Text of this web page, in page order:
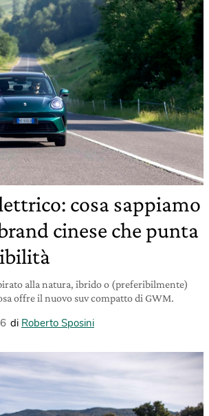
cosa sappiamo
cinese che punta
alla natura, ibrido o (preferibilmente)
offre il nuovo suv compatto di GWM.
di Roberto Sposini